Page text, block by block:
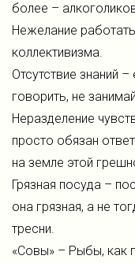
более –
Нежелание
коллективизма.
Отсутствие знаний
говорить, не
Неразделение
просто обязан
на земле этой
Грязная посуда –
она грязная, а не
тресни.
«Совы» – Рыбы, как